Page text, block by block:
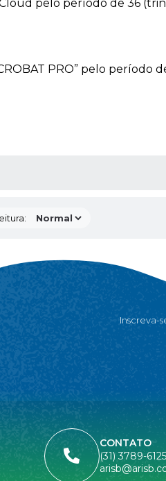
pelo período de 36
PRO” pelo período
CONTATO
(31) 3789-6125
Inscreva-